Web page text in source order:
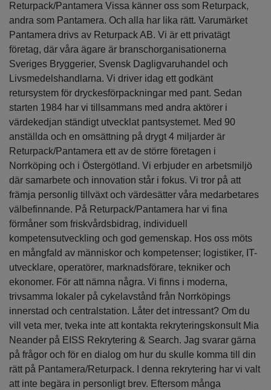
Returpack/Pantamera Vissa känner oss som Returpack,
andra som Pantamera. Och alla har lika rätt. Varumärket
Pantamera drivs av Returpack AB. Vi är ett privatägt
företag, där våra ägare är branschorganisationerna
Sveriges Bryggerier, Svensk Dagligvaruhandel och
Livsmedelshandlarna. Vi driver idag ett godkänt
retursystem för dryckesförpackningar med pant. Sedan
starten 1984 har vi tillsammans med andra aktörer i
värdekedjan ständigt utvecklat pantsystemet. Med 90
anställda och en omsättning på drygt 4 miljarder är
Returpack/Pantamera ett av de större företagen i
Norrköping och i Östergötland. Vi erbjuder en arbetsmiljö
där samarbete och innovation står i fokus. Vi tror på att
främja personlig tillväxt och värdesätter våra medarbetares
välbefinnande. På Returpack/Pantamera har vi fina
förmåner som friskvårdsbidrag, individuell
kompetensutveckling och god gemenskap. Hos oss möts
en mångfald av människor och kompetenser; logistiker, IT-
utvecklare, operatörer, marknadsförare, tekniker och
ekonomer. För att nämna några. Vi finns i moderna,
trivsamma lokaler på cykelavstånd från Norrköpings
innerstad och centralstation. Låter det intressant? Om du
vill veta mer, tveka inte att kontakta rekryteringskonsult Mia
Neander på EISS Rekrytering & Search. Jag svarar gärna
på frågor och för en dialog om hur du skulle komma till din
rätt på Pantamera/Returpack. I denna rekrytering har vi valt
att inte begära in personligt brev. Eftersom många